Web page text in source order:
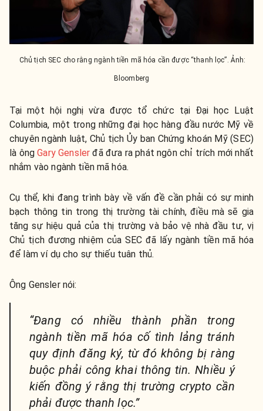
Chủ tịch SEC cho rằng ngành tiền mã hóa cần được “thanh lọc”. Ảnh:
Bloomberg
Tại một hội nghị vừa được tổ chức tại Đại học Luật
Columbia, một trong những đại học hàng đầu nước Mỹ về
chuyên ngành luật, Chủ tịch Ủy ban Chứng khoán Mỹ (SEC)
là ôngGary Gensler đã đưa ra phát ngôn chỉ trích mới nhất
nhắm vào ngành tiền mã hóa.
Cụ thể, khi đang trình bày về vấn đề cần phải có sự minh
bạch thông tin trong thị trường tài chính, điều mà sẽ gia
tăng sự hiệu quả của thị trường và bảo vệ nhà đầu tư, vị
Chủ tịch đương nhiệm của SEC đã lấy ngành tiền mã hóa
để làm ví dụ cho sự thiếu tuân thủ.
Ông Gensler nói:
“Đang có nhiều thành phần trong
ngành tiền mã hóa cố tình lảng tránh
quy định đăng ký, từ đó không bị ràng
buộc phải công khai thông tin. Nhiều ý
kiến đồng ý rằng thị trường crypto cần
phải được thanh lọc.”